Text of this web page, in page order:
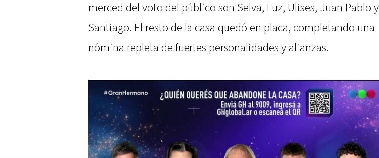
merced del voto del público son Selva, Luz, Ulises, Juan Pablo y
Santiago. El resto de la casa quedó en placa, completando una
nómina repleta de fuertes personalidades y alianzas.